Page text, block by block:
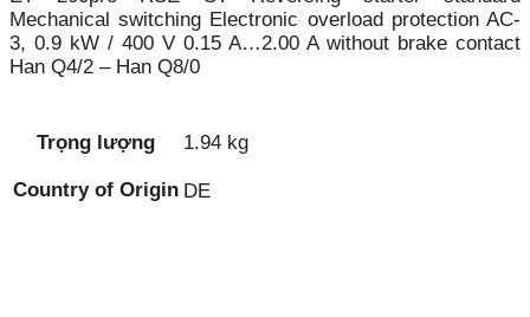
Mechanical switching Electronic overload protection AC-
3, 0.9 kW / 400 V 0.15 A…2.00 A without brake contact
Han Q4/2 – Han Q8/0
Trọng lượng 1.94 kg
Country of Origin DE